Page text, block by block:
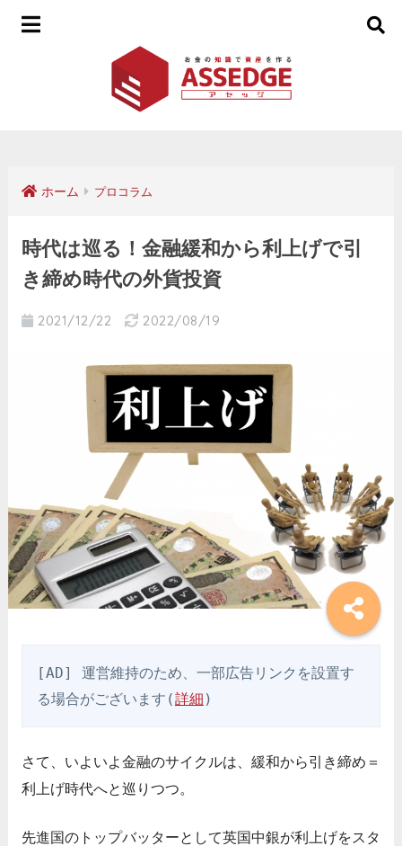
ホーム プロコラム
時代は巡る！金融緩和から利上げで引
き締め時代の外貨投資
2021/12/22 2022/08/19
[AD] 運営維持のため、一部広告リンクを設置す
る場合がございます(詳細 )
さて、いよいよ金融のサイクルは、緩和から引き締め＝
利上げ時代へと巡りつつ。
先進国のトップバッターとして英国中銀が利上げをスタ